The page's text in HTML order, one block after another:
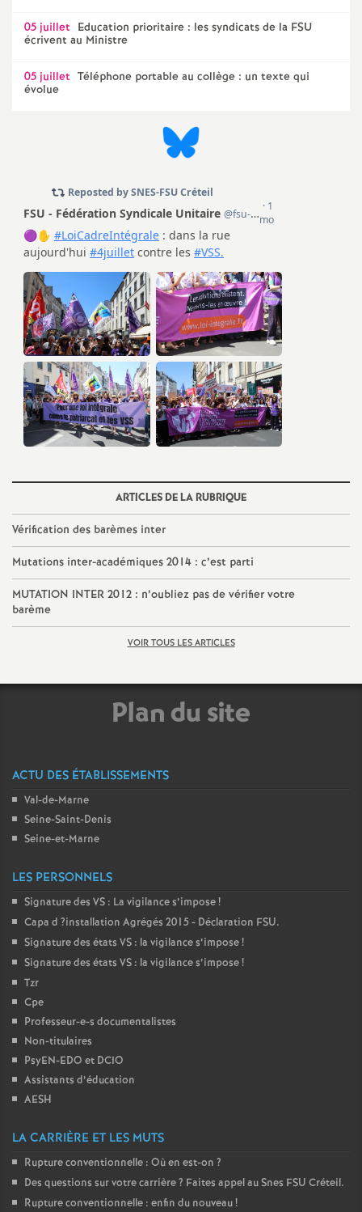
n
d
S
e
c
o
d
d
e
g
r
a
r
05 juillet Education prioritaire : les syndicats de la FSU
écrivent au Ministre
05 juillet Téléphone portable au collège : un texte qui
évolue
ARTICLES DE LA RUBRIQUE
Vérification des barèmes inter
Mutations inter-académiques 2014 : c’est parti
MUTATION INTER 2012 : n’oubliez pas de vérifier votre
barème
VOIR TOUS LES ARTICLES
Plan du site
ACTU DES ÉTABLISSEMENTS
Val-de-Marne
Seine-Saint-Denis
Seine-et-Marne
LES PERSONNELS
Signature des VS : La vigilance s’impose!
Capa d ?installation Agrégés 2015 - Déclaration FSU.
Signature des états VS : la vigilance s’impose!
Signature des états VS : la vigilance s’impose!
Tzr
Cpe
Professeur-e-s documentalistes
Non-titulaires
PsyEN-EDO et DCIO
Assistants d’éducation
AESH
LA CARRIÈRE ET LES MUTS
Rupture conventionnelle : Où en est-on ?
Des questions sur votre carrière? Faites appel au Snes FSU Créteil.
Rupture conventionnelle : enfin du nouveau!